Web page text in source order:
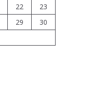
22
23
29
30